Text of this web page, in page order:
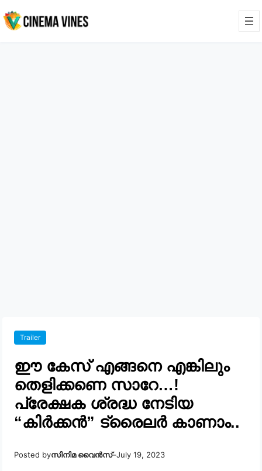
Trailer
ഈ കേസ് എങ്ങനെ എങ്കിലും
തെളിക്കണെ സാറേ…!
പ്രേക്ഷക ശ്രദ്ധ നേടിയ
“കിർക്കൻ” ട്രൈലർ കാണാം..
Posted byസിനിമ വൈൻസ്–July 19, 2023